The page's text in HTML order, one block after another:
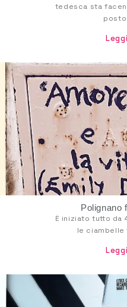
tedesca sta
Polignano
È iniziato tutto da
le ciambelle